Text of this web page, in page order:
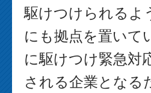
駆けつけられるよ
にも拠点を置いて
に駆けつけ緊急対
される企業となる